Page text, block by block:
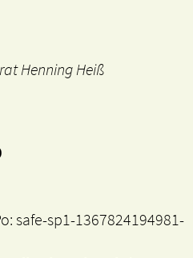
Henning Heiß
safe-sp1-1367824194981-